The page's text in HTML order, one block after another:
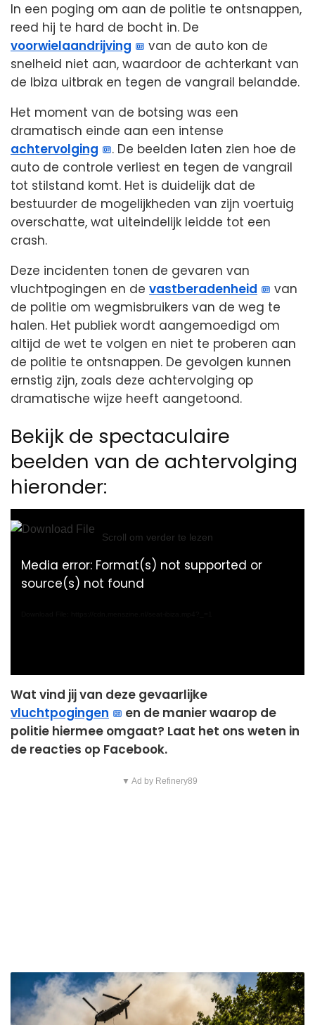
In een poging om aan de politie te ontsnappen,
reed hij te hard de bocht in. De
voorwielaandrijving
van de auto kon de
snelheid niet aan, waardoor de achterkant van
de Ibiza uitbrak en tegen de vangrail belandde.
Het moment van de botsing was een
dramatisch einde aan een intense
achtervolging
. De beelden laten zien hoe de
auto de controle verliest en tegen de vangrail
tot stilstand komt. Het is duidelijk dat de
bestuurder de mogelijkheden van zijn voertuig
overschatte, wat uiteindelijk leidde tot een
crash.
Deze incidenten tonen de gevaren van
vluchtpogingen en de vastberadenheid
van
de politie om wegmisbruikers van de weg te
halen. Het publiek wordt aangemoedigd om
altijd de wet te volgen en niet te proberen aan
de politie te ontsnappen. De gevolgen kunnen
ernstig zijn, zoals deze achtervolging op
dramatische wijze heeft aangetoond.
Bekijk de spectaculaire
beelden van de achtervolging
hieronder:
Video
Player
Scroll om verder te lezen
Media error: Format(s) not supported or
source(s) not found
Wat vind jij van deze gevaarlijke
vluchtpogingen
en de manier waarop de
politie hiermee omgaat? Laat het ons weten in
de reacties op Facebook.
▼ Ad by Refinery89